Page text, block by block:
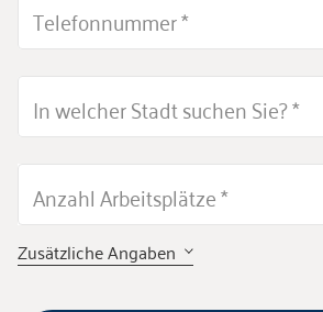
Telefonnummer*
In welcher Stadt suchen Sie?*
Anzahl Arbeitsplätze*
Zusätzliche Angaben